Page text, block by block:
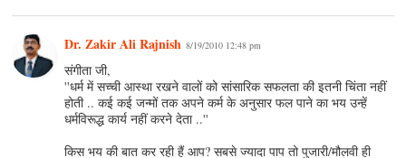
Dr. Zakir Ali Rajnish 8/19/2010 12:48 pm
संगीता जी,
''धर्म में सच्‍ची आस्‍था रखने वालों को सांसारिक सफलता की इतनी चिंता नहीं
होती .. कई कई जन्‍मों तक अपने कर्म के अनुसार फल पाने का भय उन्‍हें
धर्मविरूद्ध कार्य नहीं करने देता ..''
किस भय की बात कर रही हैं आप? सबसे ज्यादा पाप तो पुजारी/मौलवी ही